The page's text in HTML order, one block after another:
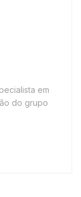
em
do grupo